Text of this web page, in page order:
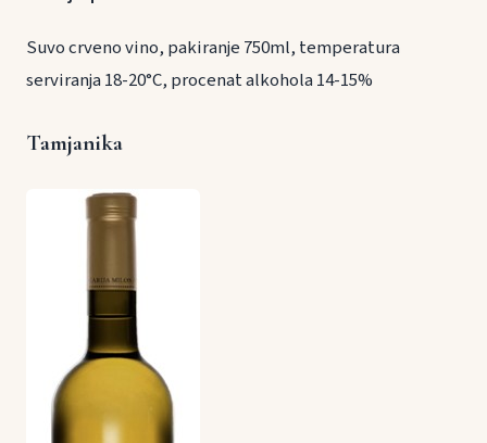
Suvo crveno vino, pakiranje 750ml, temperatura
serviranja 18-20°C, procenat alkohola 14-15%
Tamjanika